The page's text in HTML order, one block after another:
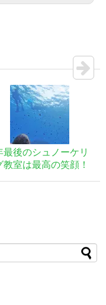
最後のシュノーケリ
教室は最高の笑顔！